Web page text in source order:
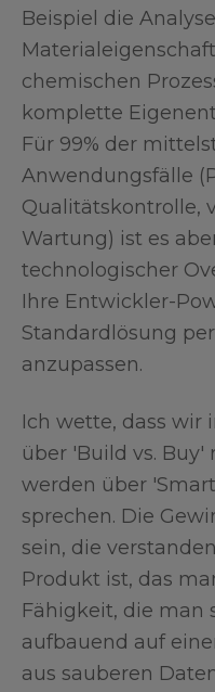
Beispiel die
chemischen
komplette
Für 99% der
Anwendungsfälle
Qualitätskontrolle,
Wartung) ist es
technologischer
Ihre Entwickler-
Standardlösung
anzupassen.
Ich wette, dass wir
über 'Build vs.
werden über
sprechen. Die
sein, die
Produkt ist, das
Fähigkeit, die man
aufbauend auf
aus sauberen